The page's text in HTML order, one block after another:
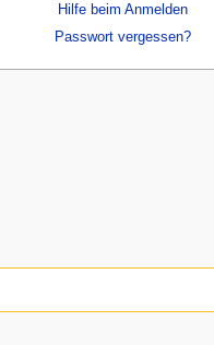
Hilfe beim Anmelden
Passwort vergessen?